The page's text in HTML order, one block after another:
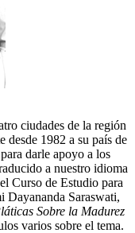
ciudades de la región
desde 1982 a su país de
darle apoyo a los
a nuestro idioma
Curso de Estudio para
Dayananda Saraswati,
Sobre la Madurez
varios sobre el tema.